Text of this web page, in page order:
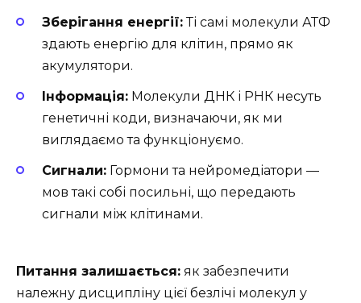
Зберігання енергії:Ті самі молекули АТФ
здають енергію для клітин, прямо як
акумулятори.
Інформація: Молекули ДНК і РНК несуть
генетичні коди, визначаючи, як ми
виглядаємо та функціонуємо.
Сигнали: Гормони та нейромедіатори —
мов такі собі посильні, що передають
сигнали між клітинами.
Питання залишається: як забезпечити
належну дисципліну цієї безлічі молекул у